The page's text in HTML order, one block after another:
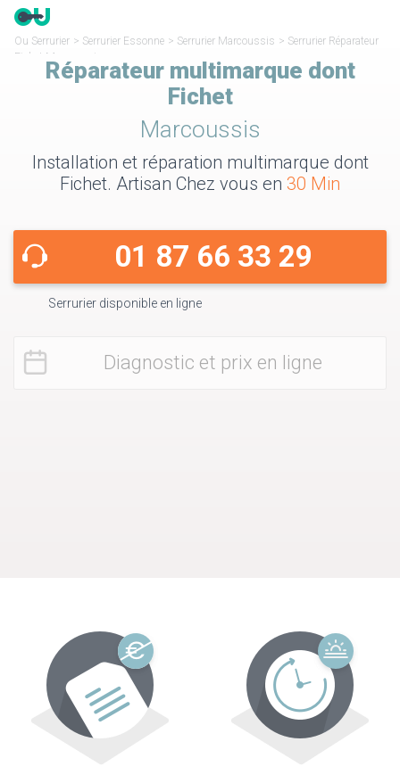
Ou Serrurier > Serrurier Essonne > Serrurier Marcoussis > Serrurier Réparateur
Fichet Marcoussis
Réparateur multimarque dont
Fichet
Marcoussis
Installation et réparation multimarque dont
Fichet. Artisan Chez vous en 30 Min
01 87 66 33 29
Serrurier disponible en ligne
Diagnostic et prix en ligne